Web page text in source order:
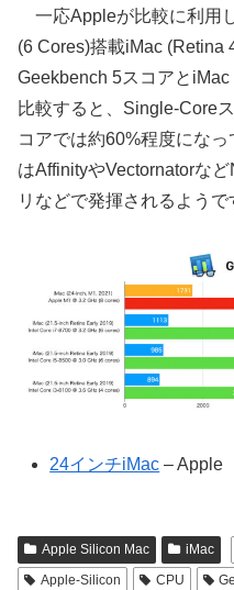
一応Appleが比較に利用
(6 Cores)搭載iMac (Retina
Geekbench 5スコアと
比較すると、Single-Core
コアでは約60%程度にな
はAffinityやVectornatorな
リなどで発揮されるようで
24インチiMac – Apple
Apple Silicon Mac iMac
Apple-Silicon
CPU